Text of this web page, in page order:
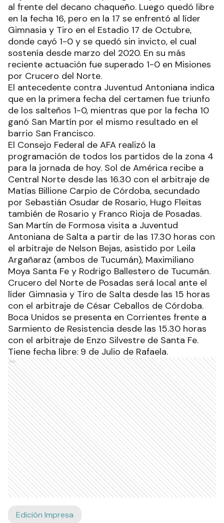
al frente del decano chaqueño. Luego quedó libre
en la fecha 16, pero en la 17 se enfrentó al líder
Gimnasia y Tiro en el Estadio 17 de Octubre,
donde cayó 1-0 y se quedó sin invicto, el cual
sostenía desde marzo del 2020. En su más
reciente actuación fue superado 1-0 en Misiones
por Crucero del Norte.
El antecedente contra Juventud Antoniana indica
que en la primera fecha del certamen fue triunfo
de los salteños 1-0, mientras que por la fecha 10
ganó San Martín por el mismo resultado en el
barrio San Francisco.
El Consejo Federal de AFA realizó la
programación de todos los partidos de la zona 4
para la jornada de hoy. Sol de América recibe a
Central Norte desde las 16.30 con el arbitraje de
Matías Billione Carpio de Córdoba, secundado
por Sebastián Osudar de Rosario, Hugo Fleitas
también de Rosario y Franco Rioja de Posadas.
San Martín de Formosa visita a Juventud
Antoniana de Salta a partir de las 17.30 horas con
el arbitraje de Nelson Bejas, asistido por Leila
Argañaraz (ambos de Tucumán), Maximiliano
Moya Santa Fe y Rodrigo Ballestero de Tucumán.
Crucero del Norte de Posadas será local ante el
líder Gimnasia y Tiro de Salta desde las 15 horas
con el arbitraje de César Ceballos de Córdoba.
Boca Unidos se presenta en Corrientes frente a
Sarmiento de Resistencia desde las 15.30 horas
con el arbitraje de Enzo Silvestre de Santa Fe.
Tiene fecha libre: 9 de Julio de Rafaela.
Ads
Edición Impresa